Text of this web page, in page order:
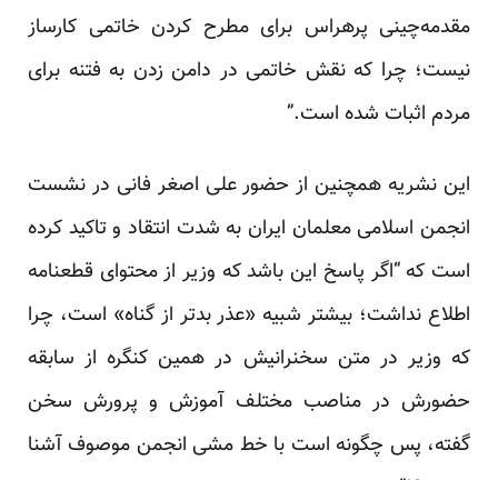
مقدمه‌چینی پرهراس برای مطرح کردن خاتمی کارساز
نیست؛ چرا که نقش خاتمی در دامن زدن به فتنه برای
مردم اثبات شده است.”
این نشریه همچنین از حضور علی اصغر فانی در نشست
انجمن اسلامی معلمان ایران به شدت انتقاد و تاکید کرده
است که “اگر پاسخ این باشد که وزیر از محتوای قطعنامه
اطلاع نداشت؛ بیشتر شبیه «عذر بد‌تر از گناه» است، چرا
که وزیر در متن سخنرانیش در همین کنگره از سابقه
حضورش در مناصب مختلف آموزش و پرورش سخن
گفته، پس چگونه است با خط مشی انجمن موصوف آشنا